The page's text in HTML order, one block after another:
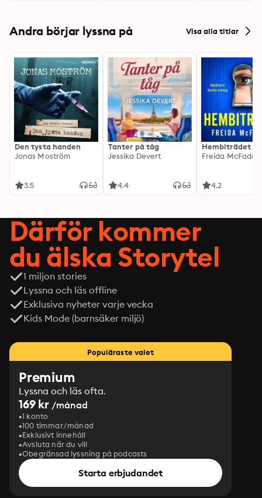
Andra börjar lyssna på Visa alla titlar
Den tysta handen
Jonas Moström
3.5
Tanter på tåg
Jessika Devert
4.4
Hembiträdet
Freida
4.2
Därför kommer
du älska Storytel
1 miljon stories
Lyssna och läs offline
Exklusiva nyheter varje vecka
Kids Mode (barnsäker miljö)
Populäraste valet
Premium
Lyssna och läs ofta.
169 kr /månad
1 konto
100 timmar/månad
Exklusivt innehåll
Avsluta när du vill
Obegränsad lyssning på podcasts
Starta erbjudandet